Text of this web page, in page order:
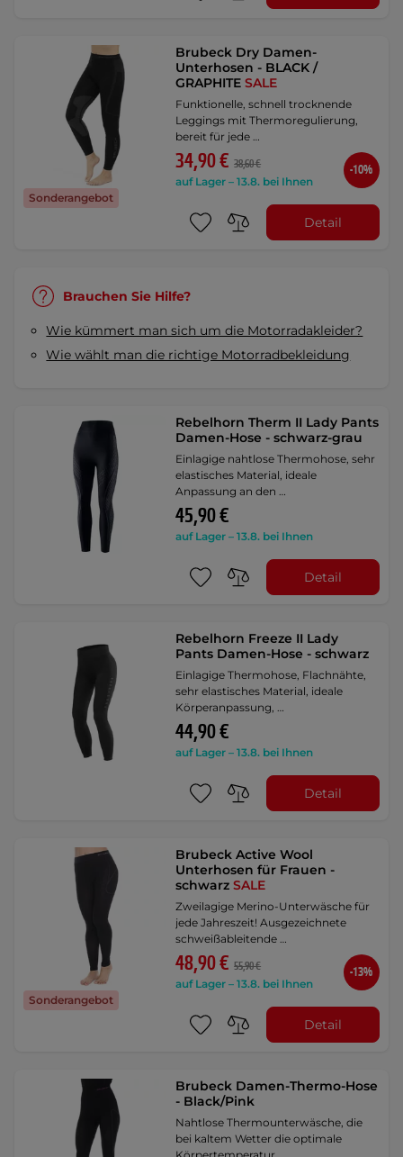
Sonderangebot
Brubeck Dry Damen-
Unterhosen - BLACK /
GRAPHITESALE
Funktionelle, schnell trocknende
Leggings mit Thermoregulierung,
bereit für jede …
34,90 € 38,60 €
auf Lager – 13.8. bei Ihnen
-10%
Detail
Brauchen Sie Hilfe?
Wie kümmert man sich um die Motorradakleider?
Wie wählt man die richtige Motorradbekleidung
Rebelhorn Therm II Lady Pants
Damen-Hose - schwarz-grau
Einlagige nahtlose Thermohose, sehr
elastisches Material, ideale
Anpassung an den …
45,90 €
auf Lager – 13.8. bei Ihnen
Detail
Rebelhorn Freeze II Lady
Pants Damen-Hose - schwarz
Einlagige Thermohose, Flachnähte,
sehr elastisches Material, ideale
Körperanpassung, …
44,90 €
auf Lager – 13.8. bei Ihnen
Detail
Sonderangebot
Brubeck Active Wool
Unterhosen für Frauen -
schwarzSALE
Zweilagige Merino-Unterwäsche für
jede Jahreszeit! Ausgezeichnete
schweißableitende …
48,90 € 55,90 €
auf Lager – 13.8. bei Ihnen
-13%
Detail
Brubeck Damen-Thermo-Hose
- Black/Pink
Nahtlose Thermounterwäsche, die
bei kaltem Wetter die optimale